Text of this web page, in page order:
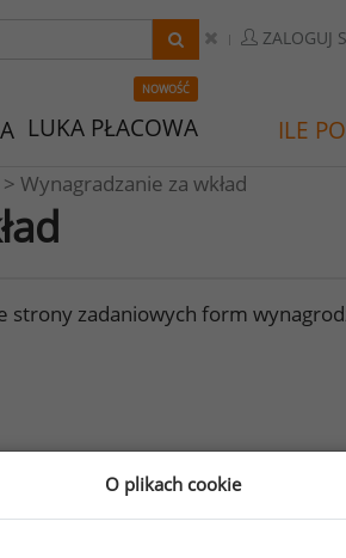
ZALOGUJ
NOWOŚĆ
LUKA PŁACOWA ILE
> Wynagradzanie za wkład
strony zadaniowych form
O plikach cookie